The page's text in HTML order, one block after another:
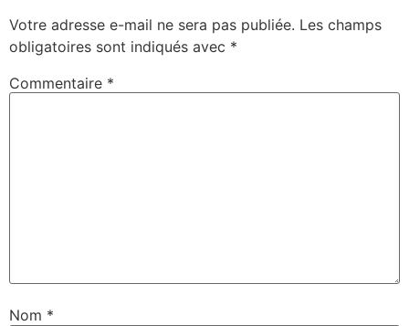
Votre adresse e-mail ne sera pas publiée. Les champs
obligatoires sont indiqués avec *
Commentaire *
Nom *